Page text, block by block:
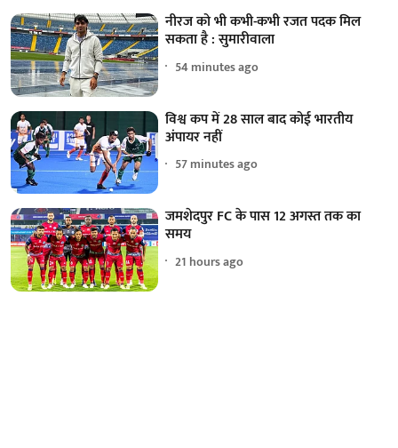
नीरज को भी कभी-कभी रजत पदक मिल
सकता है : सुमारीवाला
54 minutes ago
विश्व कप में 28 साल बाद कोई भारतीय
अंपायर नहीं
57 minutes ago
जमशेदपुर FC के पास 12 अगस्त तक का
समय
21 hours ago